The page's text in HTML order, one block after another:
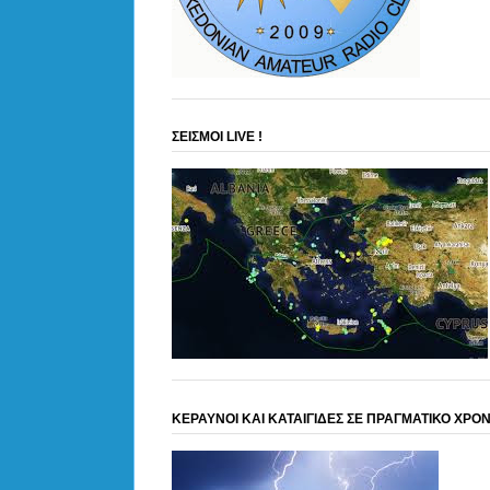
ΣΕΙΣΜΟΙ LIVE !
ΚΕΡΑΥΝΟΙ ΚΑΙ ΚΑΤΑΙΓΙΔΕΣ ΣΕ ΠΡΑΓΜΑΤΙΚΟ